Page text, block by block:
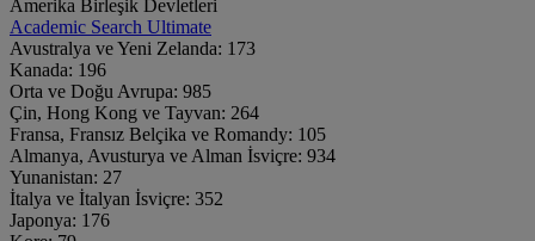
Amerika Birleşik Devletleri
Academic Search Ultimate
Avustralya ve Yeni Zelanda: 173
Kanada: 196
Orta ve Doğu Avrupa: 985
Çin, Hong Kong ve Tayvan: 264
Fransa, Fransız Belçika ve Romandy: 105
Almanya, Avusturya ve Alman İsviçre: 934
Yunanistan: 27
İtalya ve İtalyan İsviçre: 352
Japonya: 176